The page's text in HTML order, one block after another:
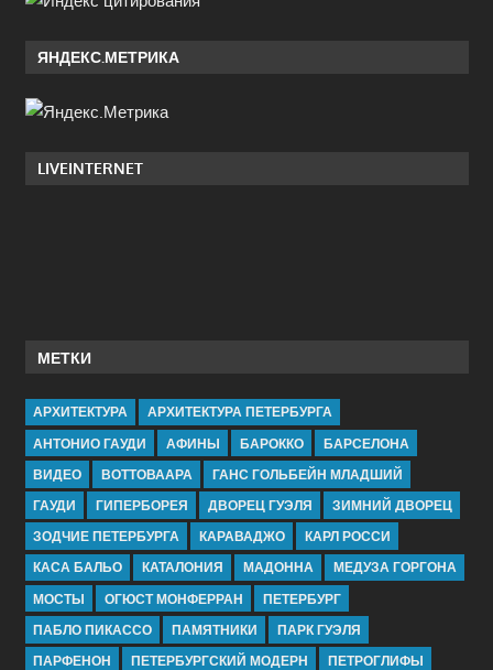
ЯНДЕКС.МЕТРИКА
LIVEINTERNET
МЕТКИ
АРХИТЕКТУРА
АРХИТЕКТУРА ПЕТЕРБУРГА
АНТОНИО ГАУДИ
АФИНЫ БАРОККО
БАРСЕЛОНА
ВИДЕО
ВОТТОВААРА
ГАНС ГОЛЬБЕЙН МЛАДШИЙ
ГАУДИ
ГИПЕРБОРЕЯ ДВОРЕЦ ГУЭЛЯ
ЗИМНИЙ ДВОРЕЦ
ЗОДЧИЕ ПЕТЕРБУРГА
КАРАВАДЖО
КАРЛ РОССИ
КАСА БАЛЬО
КАТАЛОНИЯ МАДОННА
МЕДУЗА ГОРГОНА
МОСТЫ
ОГЮСТ МОНФЕРРАН
ПЕТЕРБУРГ
ПАБЛО ПИКАССО
ПАМЯТНИКИ
ПАРК ГУЭЛЯ
ПАРФЕНОН
ПЕТЕРБУРГСКИЙ МОДЕРН ПЕТРОГЛИФЫ